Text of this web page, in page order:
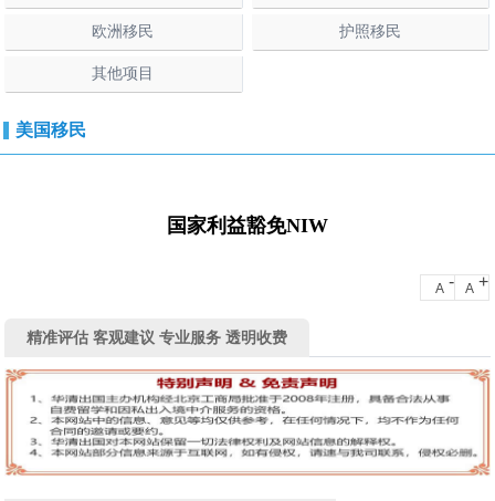
欧洲移民 护照移民
其他项目
美国移民
国家利益豁免NIW
A - A +
精准评估 客观建议 专业服务 透明收费